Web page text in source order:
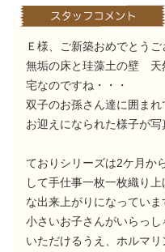
Ｅ様、ご新築おめでとうご
無垢の床と珪藻土の壁 天
宅なのですね・・・
双子のお孫さん達に囲ま
お迎えになられた様子が写
ておりシリーズは2ケ月か
して手仕事一枚一枚織り
な出来上がりになっていま
小さいお子さんがいらっ
いただけるうえ、ホルマ